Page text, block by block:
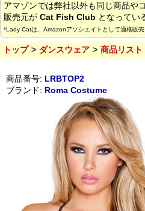
アマゾンでは弊社以外も同じ商品や
販売元が Cat Fish Club となってい
*Lady Catは、Amazonアソシエイトとして適格販売
トップ ダンスウェア 商品リスト
商品番号: LRBTOP2
ブランド: Roma Costume